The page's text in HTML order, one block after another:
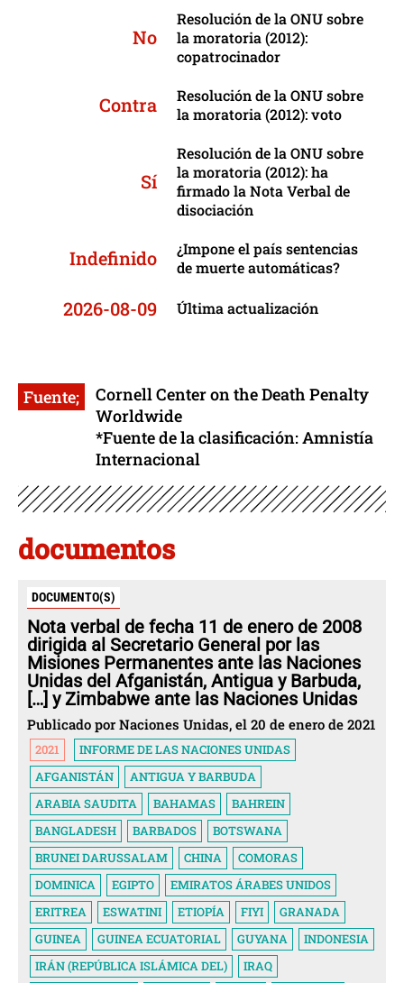
No
Resolución de la ONU sobre
la moratoria (2012):
copatrocinador
Contra
Resolución de la ONU sobre
la moratoria (2012): voto
Sí
Resolución de la ONU sobre
la moratoria (2012): ha
firmado la Nota Verbal de
disociación
Indefinido
¿Impone el país sentencias
de muerte automáticas?
2026-08-09 Última actualización
Fuente;
Cornell Center on the Death Penalty
Worldwide
*Fuente de la clasificación: Amnistía
Internacional
documentos
DOCUMENTO(S)
Nota verbal de fecha 11 de enero de 2008
dirigida al Secretario General por las
Misiones Permanentes ante las Naciones
Unidas del Afganistán, Antigua y Barbuda,
[…] y Zimbabwe ante las Naciones Unidas
Publicado por Naciones Unidas, el 20 de enero de 2021
2021
INFORME DE LAS NACIONES UNIDAS
AFGANISTÁN
ANTIGUA Y BARBUDA
ARABIA SAUDITA
BAHAMAS
BAHREIN
BANGLADESH
BARBADOS
BOTSWANA
BRUNEI DARUSSALAM
CHINA
COMORAS
DOMINICA
EGIPTO
EMIRATOS ÁRABES UNIDOS
ERITREA
ESWATINI ETIOPÍA FIYI
GRANADA
GUINEA
GUINEA ECUATORIAL GUYANA
INDONESIA
IRÁN (REPÚBLICA ISLÁMICA DEL)
IRAQ